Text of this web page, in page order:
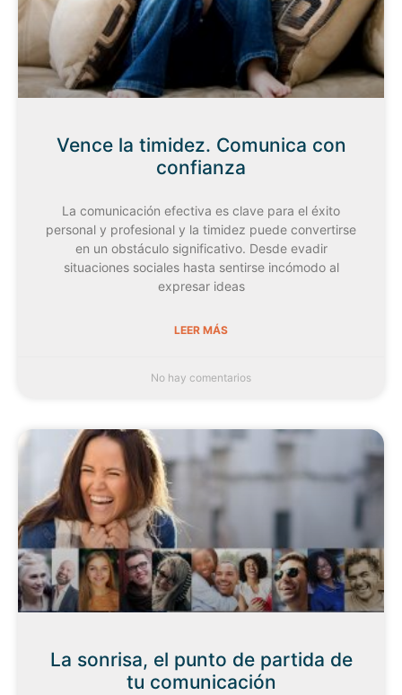
Vence la timidez. Comunica con
confianza
La comunicación efectiva es clave para el éxito
personal y profesional y la timidez puede convertirse
en un obstáculo significativo. Desde evadir
situaciones sociales hasta sentirse incómodo al
expresar ideas
LEER MÁS
No hay comentarios
La sonrisa, el punto de partida de
tu comunicación